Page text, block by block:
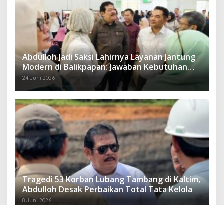
Abdulloh Jadi Saksi Lahirnya Layanan Jantung
Modern di Balikpapan: Jawaban Kebutuhan
Rakyat
24 Juni 2026
Tragedi 53 Korban Lubang Tambang di Kaltim,
Abdulloh Desak Perbaikan Total Tata Kelola
8 Juni 2026